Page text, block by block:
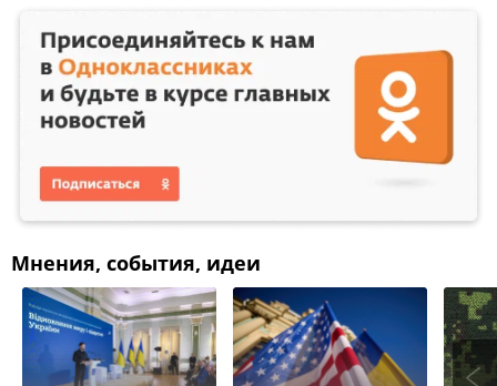
Мнения, события, идеи